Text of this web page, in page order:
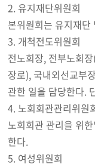
2. 유지재단위원회
본위원회는 유지재
3. 개척전도위원회
전노회장, 전부노회
장로), 국내외선교부
관한 일을 담당한다.
4. 노회회관관리위원
노회회관 관리을 위
한다.
5. 여성위원회